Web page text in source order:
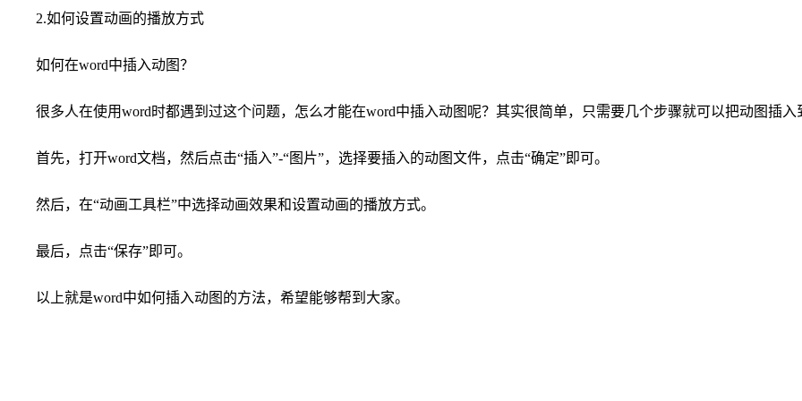
2.如何设置动画的播放方式
如何在word中插入动图？
很多人在使用word时都遇到过这个问题，怎么才能在word中插入动图呢？其实很简单，只需要几个步骤就可以把动图插入
首先，打开word文档，然后点击“插入”-“图片”，选择要插入的动图文件，点击“确定”即可。
然后，在“动画工具栏”中选择动画效果和设置动画的播放方式。
最后，点击“保存”即可。
以上就是word中如何插入动图的方法，希望能够帮到大家。